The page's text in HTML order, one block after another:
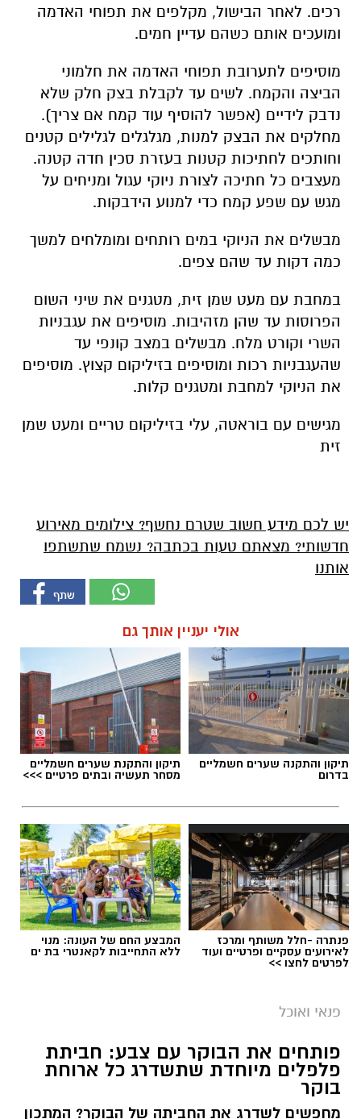
רכים. לאחר הבישול, מקלפים את תפוחי האדמה
ומועכים אותם כשהם עדיין חמים.
מוסיפים לתערובת תפוחי האדמה את חלמוני
הביצה והקמח. לשים עד לקבלת בצק חלק שלא
נדבק לידיים (אפשר להוסיף עוד קמח אם צריך).
מחלקים את הבצק למנות, מגלגלים לגלילים קטנים
וחותכים לחתיכות קטנות בעזרת סכין חדה קטנה.
מעצבים כל חתיכה לצורת ניוקי עגול ומניחים על
מגש עם שפע קמח כדי למנוע הידבקות.
מבשלים את הניוקי במים רותחים ומומלחים למשך
כמה דקות עד שהם צפים.
במחבת עם מעט שמן זית, מטגנים את שיני השום
הפרוסות עד שהן מזהיבות. מוסיפים את עגבניות
השרי וקורט מלח. מבשלים במצב קונפי עד
שהעגבניות רכות ומוסיפים בזיליקום קצוץ. מוסיפים
את הניוקי למחבת ומטגנים קלות.
מגישים עם בוראטה, עלי בזיליקום טריים ומעט שמן
זית
יש לכם מידע חשוב שטרם נחשף? צילומים מאירוע
חדשותי? מצאתם טעות בכתבה? נשמח שתשתפו
אותנו
אולי יעניין אותך גם
תיקון והתקנה שערים חשמליים
בדרום
תיקון והתקנת שערים חשמליים
מסחר תעשיה ובתים פרטיים >>>
פנתרה -חלל משותף ומרכז
לאירועים עסקיים ופרטיים ועוד
לפרטים לחצו >>
המבצע החם של העונה: מנוי
ללא התחייבות לקאנטרי בת ים
פנאי ואוכל
פותחים את הבוקר עם צבע: חביתת
פלפלים מיוחדת שתשדרג כל ארוחת
בוקר
מחפשים לשדרג את החביתה של הבוקר? המתכון